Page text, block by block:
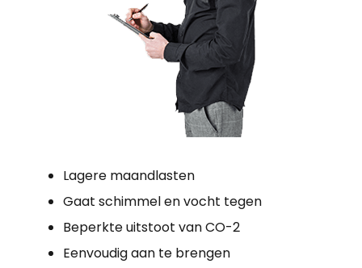
Lagere maandlasten
Gaat schimmel en vocht tegen
Beperkte uitstoot van CO-2
Eenvoudig aan te brengen